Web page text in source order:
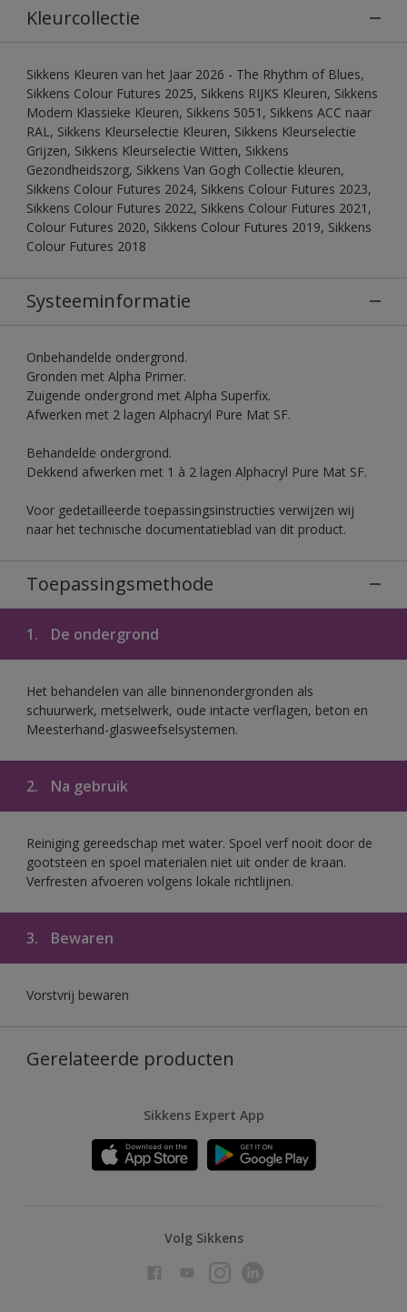
Kleurcollectie
Sikkens Kleuren van het Jaar 2026 - The Rhythm of Blues,
Sikkens Colour Futures 2025, Sikkens RIJKS Kleuren, Sikkens
Modern Klassieke Kleuren, Sikkens 5051, Sikkens ACC naar
RAL, Sikkens Kleurselectie Kleuren, Sikkens Kleurselectie
Grijzen, Sikkens Kleurselectie Witten, Sikkens
Gezondheidszorg, Sikkens Van Gogh Collectie kleuren,
Sikkens Colour Futures 2024, Sikkens Colour Futures 2023,
Sikkens Colour Futures 2022, Sikkens Colour Futures 2021,
Colour Futures 2020, Sikkens Colour Futures 2019, Sikkens
Colour Futures 2018
Systeeminformatie
Onbehandelde ondergrond.
Gronden met Alpha Primer.
Zuigende ondergrond met Alpha Superfix.
Afwerken met 2 lagen Alphacryl Pure Mat SF.
Behandelde ondergrond.
Dekkend afwerken met 1 à 2 lagen Alphacryl Pure Mat SF.
Voor gedetailleerde toepassingsinstructies verwijzen wij
naar het technische documentatieblad van dit product.
Toepassingsmethode
1. De ondergrond
Het behandelen van alle binnenondergronden als
schuurwerk, metselwerk, oude intacte verflagen, beton en
Meesterhand-glasweefselsystemen.
2. Na gebruik
Reiniging gereedschap met water. Spoel verf nooit door de
gootsteen en spoel materialen niet uit onder de kraan.
Verfresten afvoeren volgens lokale richtlijnen.
3. Bewaren
Vorstvrij bewaren
Gerelateerde producten
Sikkens Expert App
Volg Sikkens